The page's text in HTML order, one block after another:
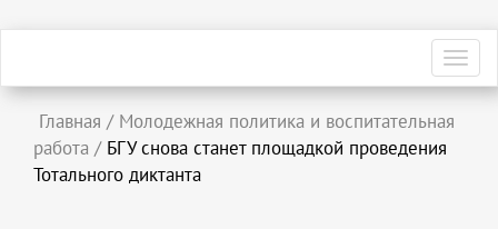
Главная / Молодежная политика и воспитательная
работа / БГУ снова станет площадкой проведения
Тотального диктанта